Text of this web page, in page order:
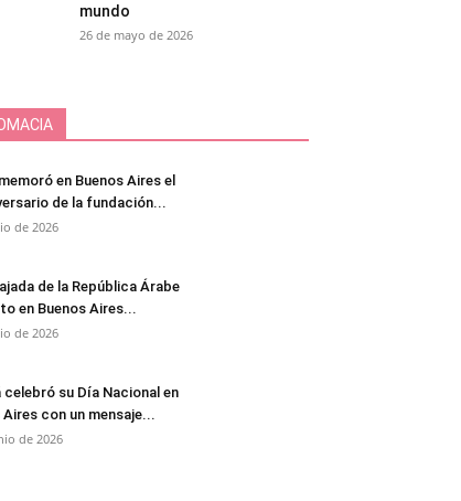
mundo
26 de mayo de 2026
en Buenos Aires el
de la fundación...
de 2026
de la República Árabe
en Buenos Aires...
de 2026
celebró su Día Nacional en
Aires con un mensaje...
de 2026